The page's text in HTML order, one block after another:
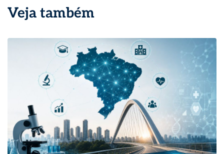
Veja também